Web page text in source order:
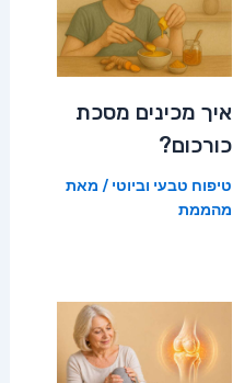
איך מכינים מסכת
כורכום?
טיפוח טבעי וביוטי / מאת
מהממת